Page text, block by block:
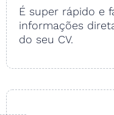
É super rápido e
informações
do seu CV.